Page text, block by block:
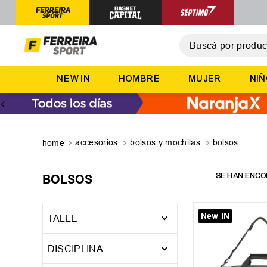
NEW IN HOMBRE MUJER
accesorios bolsos y mochilas bolsos
BOLSOS
DISCIPLINA
TALLE
Unico
New IN
2
5.